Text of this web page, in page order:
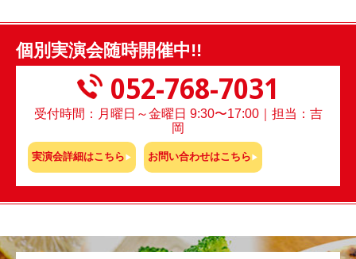
個別実演会随時開催中!!
052-768-7031
受付時間：月曜日～金曜日 9:30〜17:00｜担当：吉
岡
実演会詳細はこちら お問い合わせはこちら